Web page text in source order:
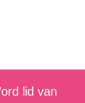
lid van